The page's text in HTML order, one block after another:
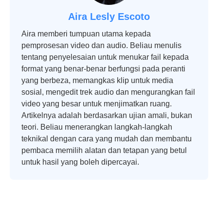
Aira Lesly Escoto
Aira memberi tumpuan utama kepada
pemprosesan video dan audio. Beliau menulis
tentang penyelesaian untuk menukar fail kepada
format yang benar-benar berfungsi pada peranti
yang berbeza, memangkas klip untuk media
sosial, mengedit trek audio dan mengurangkan fail
video yang besar untuk menjimatkan ruang.
Artikelnya adalah berdasarkan ujian amali, bukan
teori. Beliau menerangkan langkah-langkah
teknikal dengan cara yang mudah dan membantu
pembaca memilih alatan dan tetapan yang betul
untuk hasil yang boleh dipercayai.